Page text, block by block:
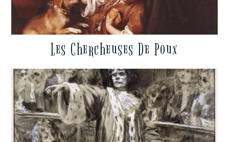
Les Chercheuses De Poux